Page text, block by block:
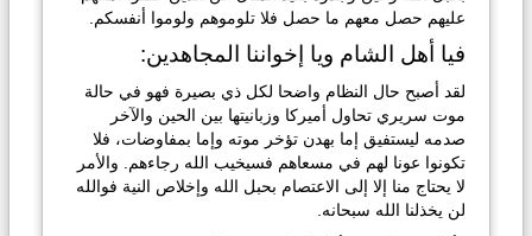
عليهم حصل معهم ما حصل فلا تلوموهم ولوموا أنفسكم.
فيا أهل الشام ويا إخواننا المجاهدين:
لقد أصبح حال النظام واضحا لكل ذي بصيرة فهو في حالة
موت سريري تحاول أميركا وزبانيتها بين الحين والآخر
صدمه ليستفيق إما بهدن تؤخر موته وإما بمفاوضات، فلا
تكونوا عونا لهم في مسعاهم فسيخيب الله رجاءهم. والأمر
لا يحتاج منا إلا إلى الاعتصام بحبل الله وإخلاص النية فوالله
لن يخذلنا الله سبحانه.